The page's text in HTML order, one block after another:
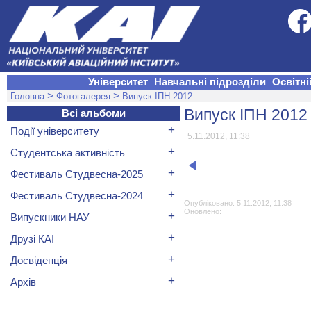
Університет Навчальні підрозділи
Головна > Фотогалерея > Випуск ІПН 2012
Випуск ІПН 2012
5.11.2012, 11:38
Опубліковано: 5.11.2012, 11:38
Оновлено:
Всі альбоми
Події університету
+
Студентська активність +
Фестиваль Студвесна-2025 +
Фестиваль Студвесна-2024 +
Випускники НАУ +
Друзі КАІ +
Досвіденція +
Архів +